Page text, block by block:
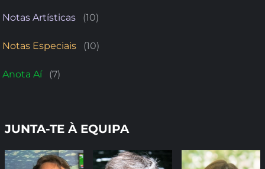
Notas Artísticas (10)
Notas Especiais (10)
Anota Aí(7)
JUNTA-TE À EQUIPA